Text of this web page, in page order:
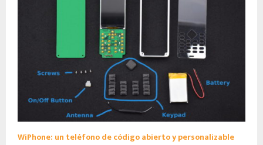
WiPhone: un teléfono de código abierto y personalizable